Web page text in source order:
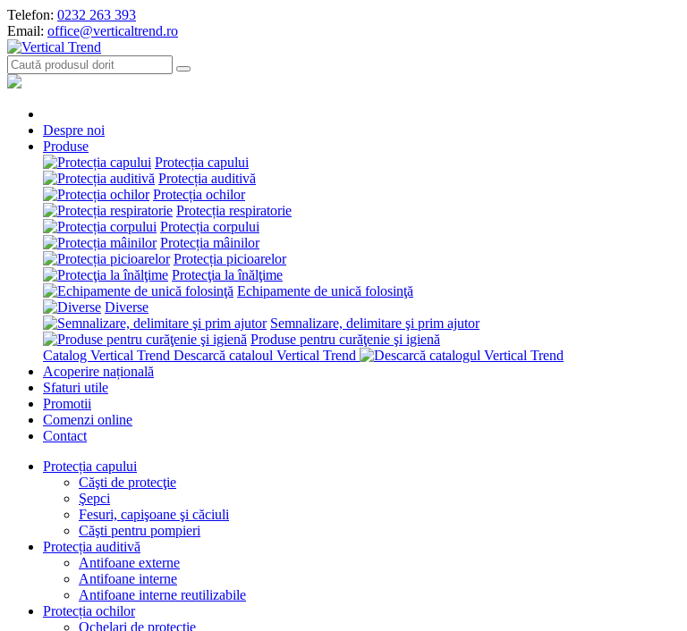
Telefon: 0232 263 393
Email: office@verticaltrend.ro
Despre noi
Produse
Protecția capului
Protecția auditivă
Protecția ochilor
Protecția respiratorie
Protecția corpului
Protecția mâinilor
Protecția picioarelor
Protecţia la înălţime
Echipamente de unică folosinţă
Diverse
Semnalizare, delimitare şi prim ajutor
Produse pentru curăţenie şi igienă
Catalog Vertical Trend Descarcă cataloul Vertical Trend
Acoperire națională
Sfaturi utile
Promotii
Comenzi online
Contact
Protecția capului
Căşti de protecţie
Şepci
Fesuri, capişoane şi căciuli
Căşti pentru pompieri
Protecția auditivă
Antifoane externe
Antifoane interne
Antifoane interne reutilizabile
Protecția ochilor
Ochelari de protecţie